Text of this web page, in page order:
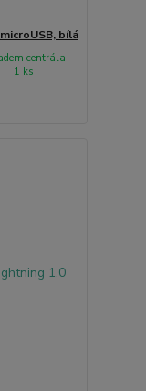
bílá
centrála
1 ks